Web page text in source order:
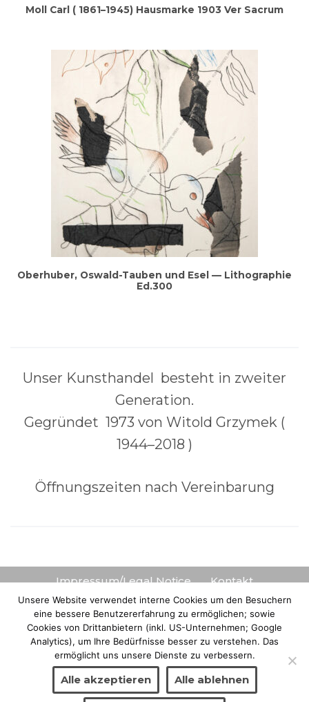
Moll Carl ( 1861–1945) Haus­mar­ke 1903 Ver Sacrum
Ober­hu­ber, Oswald-Tau­ben und Esel — Litho­gra­phie
Ed.300
Unser Kunst­han­del besteht in zwei­ter
Gene­ra­ti­on.
Gegrün­det 1973 von Witold Grzy­mek (
1944–2018 )
Öff­nungs­zei­ten nach Vereinbarung
Impressum/Legal Notice
Kontakt
Datenschutzerklärung
AGB
Widerrufs- oder Rückgabebelehrung
© 2025 Kunsthandel proArte • Wien
© 2024 Kunsthandel proArte • Wien
Unsere Website verwendet interne Cookies um den Besuchern
eine bessere Benutzererfahrung zu ermöglichen; sowie
Cookies von Drittanbietern (inkl. US-Unternehmen; Google
Analytics), um Ihre Bedürfnisse besser zu verstehen. Das
ermöglicht uns unsere Dienste zu verbessern.
Alle akzeptieren Alle ablehnen